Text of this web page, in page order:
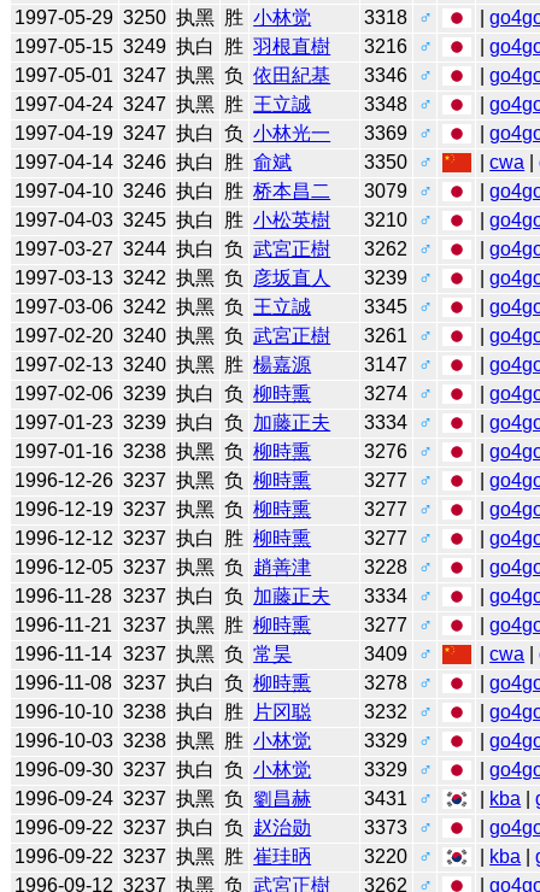
1997-05-29 3250 执黑 胜 小林觉 3318 ♂ |
1997-05-15 3249 执白 胜 羽根直樹 3216 ♂ |
1997-05-01 3247 执黑 负 依田紀基 3346 ♂ |
1997-04-24 3247 执黑 胜 王立誠 3348 ♂ |
1997-04-19 3247 执白 负 小林光一 3369 ♂ |
1997-04-14 3246 执白 胜 俞斌 3350 ♂ |cwa |
1997-04-10 3246 执白 胜 桥本昌二 3079 ♂ |
1997-04-03 3245 执白 胜 小松英樹 3210 ♂ |
1997-03-27 3244 执白 负 武宮正樹 3262 ♂ |
1997-03-13 3242 执黑 负 彦坂直人 3239 ♂ |
1997-03-06 3242 执黑 负 王立誠 3345 ♂ |
1997-02-20 3240 执黑 负 武宮正樹 3261 ♂ |
1997-02-13 3240 执黑 胜 楊嘉源 3147 ♂ |
1997-02-06 3239 执白 负 柳時熏 3274 ♂ |
1997-01-23 3239 执白 负 加藤正夫 3334 ♂ |
1997-01-16 3238 执黑 负 柳時熏 3276 ♂ |
1996-12-26 3237 执黑 负 柳時熏 3277 ♂ |
1996-12-19 3237 执黑 负 柳時熏 3277 ♂ |
1996-12-12 3237 执白 胜 柳時熏 3277 ♂ |
1996-12-05 3237 执黑 负 趙善津 3228 ♂ |
1996-11-28 3237 执白 负 加藤正夫 3334 ♂ |
1996-11-21 3237 执黑 胜 柳時熏 3277 ♂ |
1996-11-14 3237 执黑 负 常昊 3409 ♂ |cwa |
1996-11-08 3237 执白 负 柳時熏 3278 ♂ |
1996-10-10 3238 执白 胜 片冈聪 3232 ♂ |
1996-10-03 3238 执黑 胜 小林觉 3329 ♂ |
1996-09-30 3237 执白 负 小林觉 3329 ♂ |
1996-09-24 3237 执黑 负 劉昌赫 3431 ♂ kba |
1996-09-22 3237 执白 负 赵治勋 3373 ♂ |
1996-09-22 3237 执黑 胜 崔珪昞 3220 ♂ kba |
1996-09-12 3237 执黑 负 武宮正樹 3262 ♂ |